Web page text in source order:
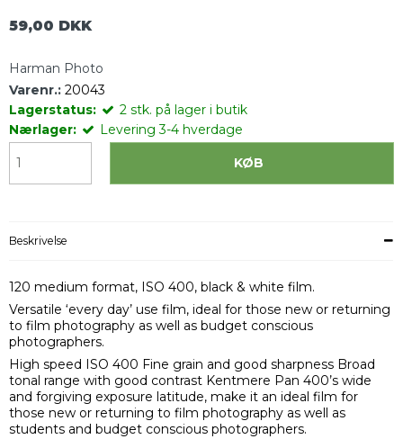
59,00 DKK
Harman Photo
Varenr.: 20043
Lagerstatus:
2 stk. på lager i butik
Nærlager:
Levering 3-4 hverdage
KØB
Beskrivelse
120 medium format, ISO 400, black & white film.
Versatile ‘every day’ use film, ideal for those new or returning
to film photography as well as budget conscious
photographers.
High speed ISO 400 Fine grain and good sharpness Broad
tonal range with good contrast Kentmere Pan 400’s wide
and forgiving exposure latitude, make it an ideal film for
those new or returning to film photography as well as
students and budget conscious photographers.